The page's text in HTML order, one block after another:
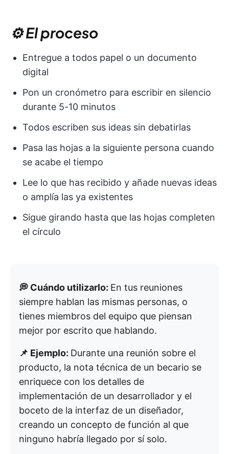
⚙️ El proceso
Entregue a todos papel o un documento
digital
Pon un cronómetro para escribir en silencio
durante 5-10 minutos
Todos escriben sus ideas sin debatirlas
Pasa las hojas a la siguiente persona cuando
se acabe el tiempo
Lee lo que has recibido y añade nuevas ideas
o amplía las ya existentes
Sigue girando hasta que las hojas completen
el círculo
💭 Cuándo utilizarlo: En tus reuniones
siempre hablan las mismas personas, o
tienes miembros del equipo que piensan
mejor por escrito que hablando.
📌 Ejemplo: Durante una reunión sobre el
producto, la nota técnica de un becario se
enriquece con los detalles de
implementación de un desarrollador y el
boceto de la interfaz de un diseñador,
creando un concepto de función al que
ninguno habría llegado por sí solo.